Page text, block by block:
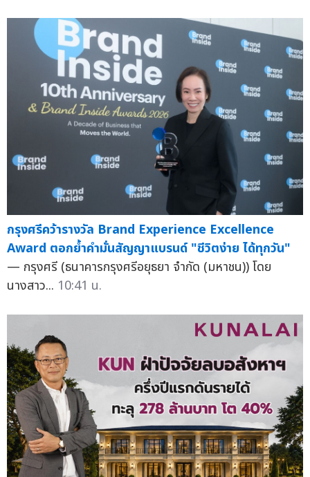
กรุงศรีคว้ารางวัล Brand Experience Excellence
Award ตอกย้ำคำมั่นสัญญาแบรนด์ "ชีวิตง่าย ได้ทุกวัน"
— กรุงศรี (ธนาคารกรุงศรีอยุธยา จำกัด (มหาชน)) โดย
นางสาว... 10:41 น.